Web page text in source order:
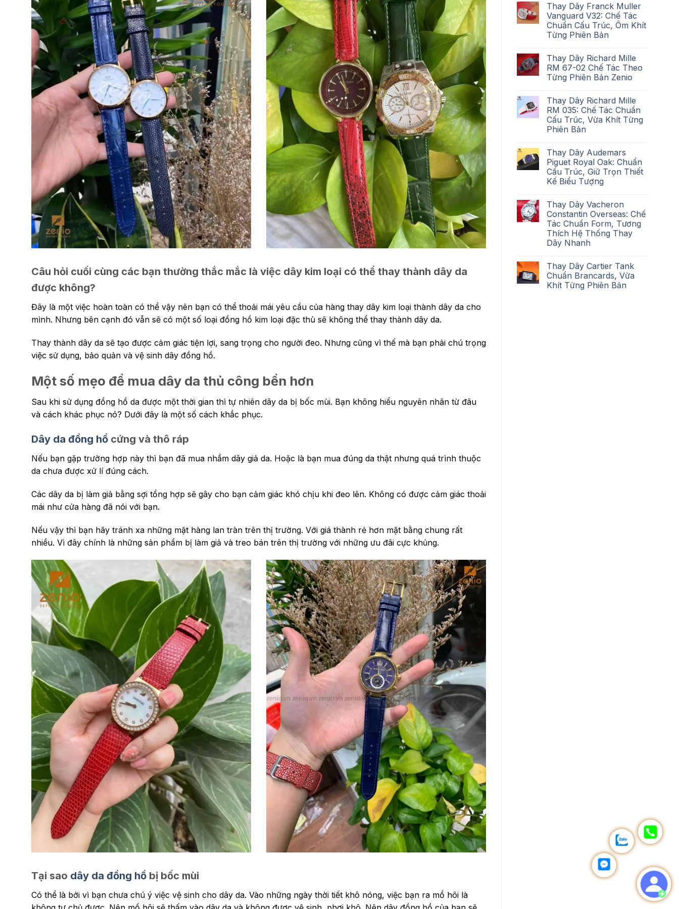
Câu hỏi cuối cùng các bạn thường thắc mắc là việc dây kim loại có thể thay thành dây da
được không?
Đây là một việc hoàn toàn có thể vậy nên bạn có thể thoải mái yêu cầu của hàng thay dây kim loại thành dây da cho
mình. Nhưng bên cạnh đó vẫn sẽ có một số loại đồng hồ kim loại đặc thù sẽ không thể thay thành dây da.
Thay thành dây da sẽ tạo được cảm giác tiện lợi, sang trọng cho người đeo. Nhưng cũng vì thế mà bạn phải chú trọng
việc sử dụng, bảo quản và vệ sinh dây đồng hồ.
Một số mẹo để mua dây da thủ công bền hơn
Sau khi sử dụng đồng hồ da được một thời gian thì tự nhiên dây da bị bốc mùi. Bạn không hiểu nguyên nhân từ đâu
và cách khác phục nó? Dưới đây là một số cách khắc phục.
Dây da đồng hồ cứng và thô ráp
Nếu bạn gặp trường hợp này thì bạn đã mua nhầm dây giả da. Hoặc là bạn mua đúng da thật nhưng quá trình thuộc
da chưa được xử lí đúng cách.
Các dây da bị làm giả bằng sợi tổng hợp sẽ gây cho bạn cảm giác khó chịu khi đeo lên. Không có được cảm giác thoải
mái như cửa hàng đã nói với bạn.
Nếu vậy thì bạn hãy tránh xa những mặt hàng lan tràn trên thị trường. Với giá thành rẻ hơn mặt bằng chung rất
nhiều. Vì đây chính là những sản phẩm bị làm giả và treo bán trên thị trường với những ưu đãi cực khủng.
Tại sao dây da đồng hồ bị bốc mùi
Có thể là bởi vì bạn chưa chú ý việc vệ sinh cho dây da. Vào những ngày thời tiết khô nóng, việc bạn ra mồ hôi là
Thay Dây Franck Muller
Vanguard V32: Chế Tác
Chuẩn Cấu Trúc, Ôm Khít
Từng Phiên Bản
Thay Dây Richard Mille
RM 67-02 Chế Tác Theo
Từng Phiên Bản Zenio
Thay Dây Richard Mille
RM 035: Chế Tác Chuẩn
Cấu Trúc, Vừa Khít Từng
Phiên Bản
Thay Dây Audemars
Piguet Royal Oak: Chuẩn
Cấu Trúc, Giữ Trọn Thiết
Kế Biểu Tượng
Thay Dây Vacheron
Constantin Overseas: Chế
Tác Chuẩn Form, Tương
Thích Hệ Thống Thay
Dây Nhanh
Thay Dây Cartier Tank
Chuẩn Brancards, Vừa
Khít Từng Phiên Bản